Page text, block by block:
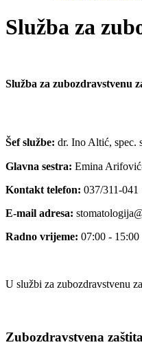
Služba za
Služba za zubozdravstvenu
Šef službe: dr. Ino Altić, spec.
Glavna sestra: Emina
Kontakt telefon: 037/311-041
E-mail adresa:
Radno vrijeme: 07:00 - 15:00
U službi za zubozdravstvenu
Zubozdravstvena